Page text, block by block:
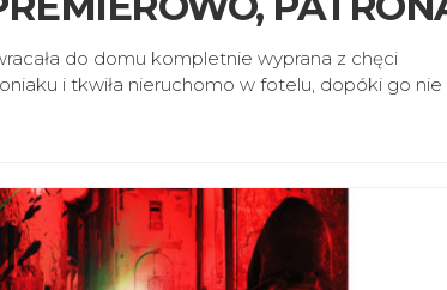
do domu kompletnie wyprana z chęci
i tkwiła nieruchomo w fotelu, dopóki go nie